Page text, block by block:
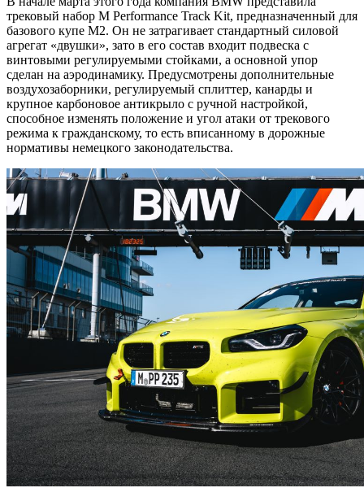
трековый набор M Performance Track Kit, предназначенный для
базового купе M2. Он не затрагивает стандартный силовой
агрегат «двушки», зато в его состав входит подвеска с
винтовыми регулируемыми стойками, а основной упор
сделан на аэродинамику. Предусмотрены дополнительные
воздухозаборники, регулируемый сплиттер, канарды и
крупное карбоновое антикрыло с ручной настройкой,
способное изменять положение и угол атаки от трекового
режима к гражданскому, то есть вписанному в дорожные
нормативы немецкого законодательства.